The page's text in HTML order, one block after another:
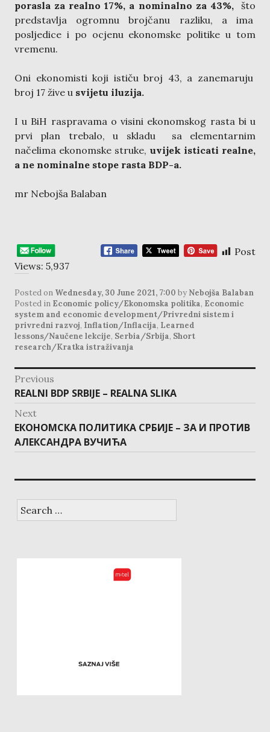
porasla za realno 17%, a nominalno za 43%, što
predstavlja ogromnu brojčanu razliku, a ima
posljedice i po ocjenu ekonomske politike u tom
vremenu.
Oni ekonomisti koji ističu broj 43, a zanemaruju
broj 17 žive u svijetu iluzija.
I u BiH raspravama o visini ekonomskog rasta bi u
prvi plan trebalo, u skladu sa elementarnim
načelima ekonomske struke, uvijek isticati realne,
a ne nominalne stope rasta BDP-a.
mr Nebojša Balaban
Post
Views: 5,937
Posted on Wednesday, 30 June 2021, 7:00 by Nebojša Balaban
Posted in Economic policy/Ekonomska politika, Economic
system and economic development/Privredni sistem i
privredni razvoj, Inflation/Inflacija, Learned
lessons/Naučene lekcije, Serbia/Srbija, Short
research/Kratka istraživanja
post
navigation
Previous
Previous
post:
REALNI BDP SRBIJE – REALNA SLIKA
Next
Next
post:
ЕКОНОМСКА ПОЛИТИКА СРБИЈЕ – ЗА И ПРОТИВ
АЛЕКСАНДРА ВУЧИЋА
for: